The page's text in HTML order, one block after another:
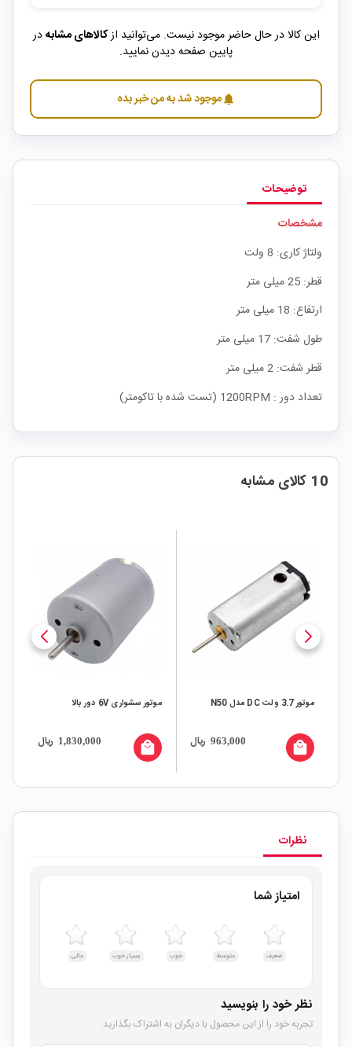
این کالا در حال حاضر موجود نیست. می‌توانید ازکالاهای مشابهدر
پایین صفحه دیدن نمایید.
notificationsموجود شد به من خبر بده
توضیحات
مشخصات
ولتاژ کاری: 8 ولت
قطر: 25 میلی متر
ارتفاع: 18 میلی متر
طول شفت: 17 میلی متر
قطر شفت: 2 میلی متر
تعداد دور : 1200RPM (تست شده با تاکومتر)
10 کالای مشابه
موتور 3.7 ولت DC مدل N50
963,000 ریال local_mall
موتور سشواری 6V دور بالا
1,830,000 ریال local_mall
نظرات
امتیاز شما
ضعیف متوسط خوب بسیار خوب عالی
نظر خود را بنویسید
تجربه خود را از این محصول با دیگران به اشتراک بگذارید.